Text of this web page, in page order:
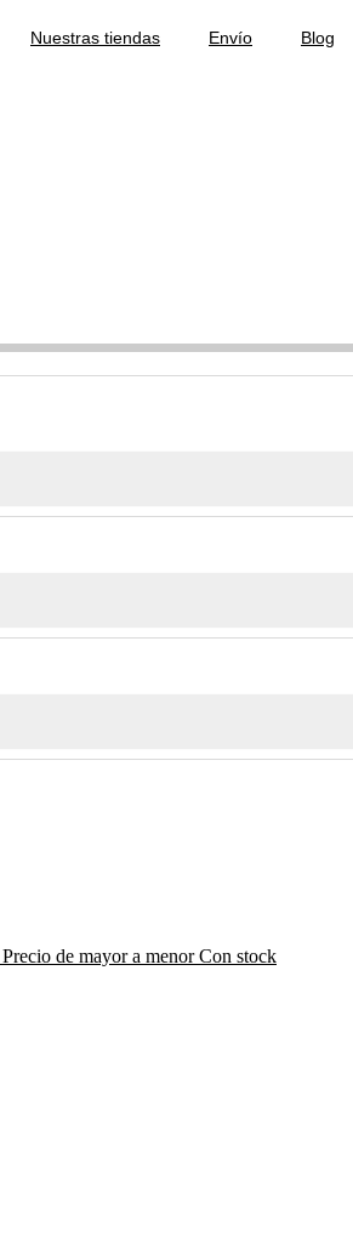
Nuestras tiendas Envío Blog
Precio de mayor a menorCon stock